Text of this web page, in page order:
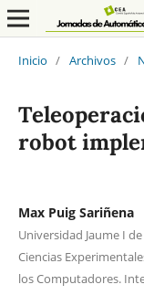
Inicio / Archivos /
robot
Max Puig Sariñena
Universidad Jaume I
Ciencias
los Computadores.